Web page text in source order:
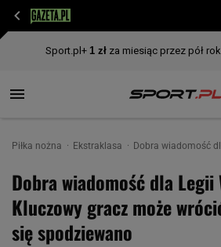
Piłka nożna Ekstraklasa Dobra wiadomość
Dobra wiadomość dla Legii
Kluczowy gracz może
się spodziewano